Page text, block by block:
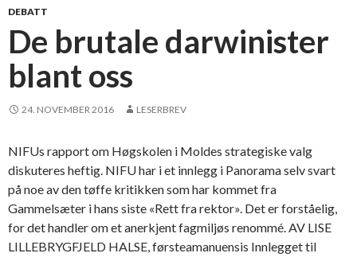
l
m
l
s
æ
t
e
DEBATT
De brutale darwinister
blant oss
24. NOVEMBER 2016 LESERBREV
NIFUs rapport om Høgskolen i Moldes strategiske valg
diskuteres heftig. NIFU har i et innlegg i Panorama selv svart
på noe av den tøffe kritikken som har kommet fra
Gammelsæter i hans siste «Rett fra rektor». Det er forståelig,
for det handler om et anerkjent fagmiljøs renommé. AV LISE
LILLEBRYGFJELD HALSE, førsteamanuensis Innlegget til